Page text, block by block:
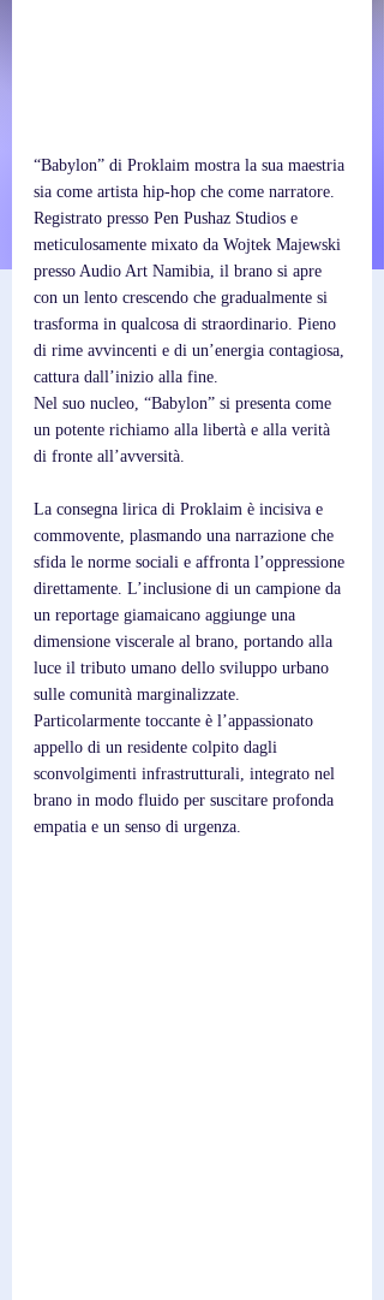
“Babylon” di Proklaim mostra la sua maestria
sia come artista hip-hop che come narratore.
Registrato presso Pen Pushaz Studios e
meticulosamente mixato da Wojtek Majewski
presso Audio Art Namibia, il brano si apre
con un lento crescendo che gradualmente si
trasforma in qualcosa di straordinario. Pieno
di rime avvincenti e di un’energia contagiosa,
cattura dall’inizio alla fine.
Nel suo nucleo, “Babylon” si presenta come
un potente richiamo alla libertà e alla verità
di fronte all’avversità.
La consegna lirica di Proklaim è incisiva e
commovente, plasmando una narrazione che
sfida le norme sociali e affronta l’oppressione
direttamente. L’inclusione di un campione da
un reportage giamaicano aggiunge una
dimensione viscerale al brano, portando alla
luce il tributo umano dello sviluppo urbano
sulle comunità marginalizzate.
Particolarmente toccante è l’appassionato
appello di un residente colpito dagli
sconvolgimenti infrastrutturali, integrato nel
brano in modo fluido per suscitare profonda
empatia e un senso di urgenza.